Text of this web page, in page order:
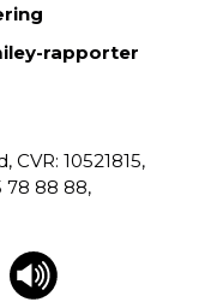
rapporter
CVR: 10521815,
78 88 88,